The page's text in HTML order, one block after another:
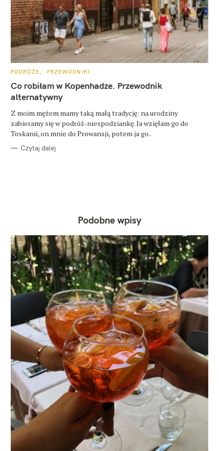
K
T
E
G
O
I
E
PODRÓŻE PRZEWODNIKI
Co robiłam w Kopenhadze. Przewodnik
alternatywny
Z moim mężem mamy taką małą tradycję: na urodziny
zabieramy się w podróż-niespodziankę. Ja wzięłam go do
Toskanii, on mnie do Prowansji, potem ja go..
Czytaj dalej
Podobne wpisy